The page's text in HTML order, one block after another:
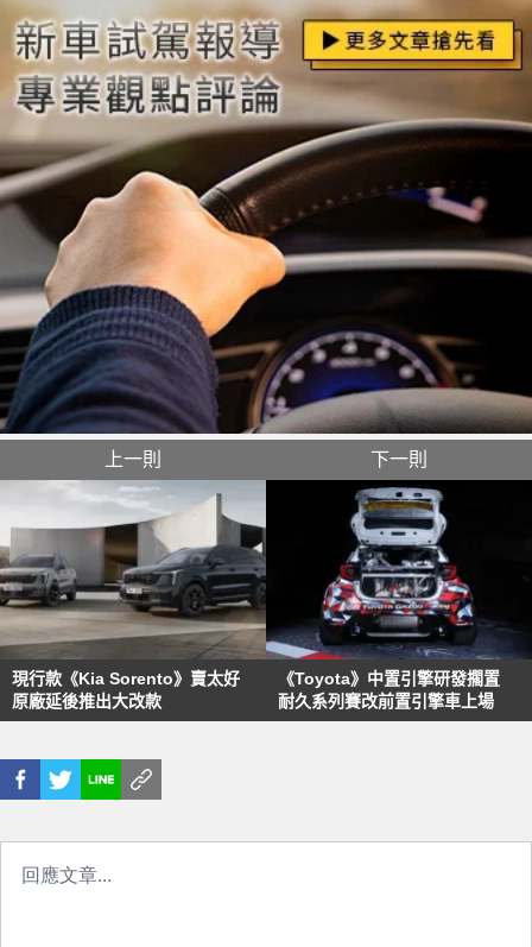
上一則
現行款《Kia Sorento》賣太好
原廠延後推出大改款
下一則
《Toyota》中置引擎研發擱置
耐久系列賽改前置引擎車上場